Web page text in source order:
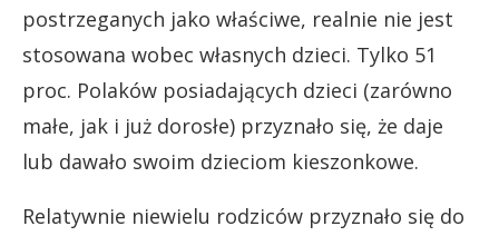
postrzeganych jako właściwe, realnie nie jest
stosowana wobec własnych dzieci. Tylko 51
proc. Polaków posiadających dzieci (zarówno
małe, jak i już dorosłe) przyznało się, że daje
lub dawało swoim dzieciom kieszonkowe.
Relatywnie niewielu rodziców przyznało się do